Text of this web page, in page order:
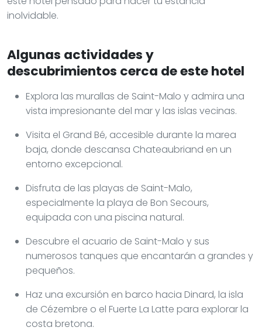
inolvidable.
Algunas actividades y
descubrimientos cerca de este hotel
Explora las murallas de Saint-Malo y admira una
vista impresionante del mar y las islas vecinas.
Visita el Grand Bé, accesible durante la marea
baja, donde descansa Chateaubriand en un
entorno excepcional.
Disfruta de las playas de Saint-Malo,
especialmente la playa de Bon Secours,
equipada con una piscina natural.
Descubre el acuario de Saint-Malo y sus
numerosos tanques que encantarán a grandes y
pequeños.
Haz una excursión en barco hacia Dinard, la isla
de Cézembre o el Fuerte La Latte para explorar la
costa bretona.